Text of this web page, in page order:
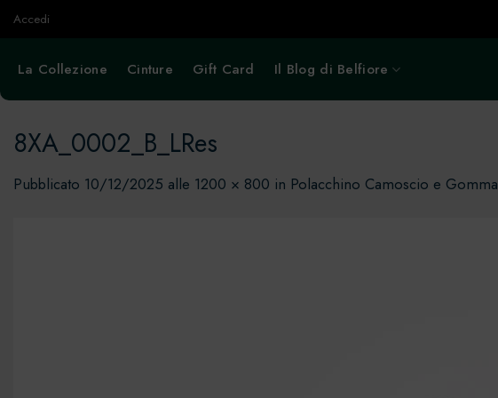
SaltaAccedi
La Collezione Cinture Gift Card Il Blog di Belfiore
8XA_0002_B_LRes
Pubblicato 10/12/2025 alle 1200 × 800 in Polacchino Camoscio e Gomma